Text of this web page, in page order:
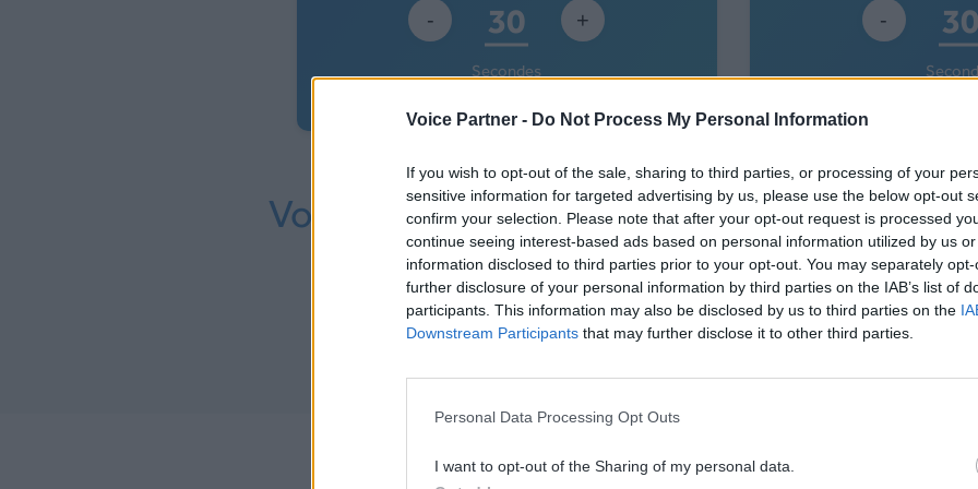
Voice Partner - Do Not Process My Personal Information
If you wish to opt-out of the sale, sharing to third parties, or processing of your
sensitive information for targeted advertising by us, please use the below opt-out
confirm your selection. Please note that after your opt-out request is processed
continue seeing interest-based ads based on personal information utilized by us
information disclosed to third parties prior to your opt-out. You may separately
further disclosure of your personal information by third parties on the IAB’s list of
participants. This information may also be disclosed by us to third parties on the
Downstream Participants that may further disclose it to other third parties.
Personal Data Processing Opt Outs
I want to opt-out of the Sharing of my personal data.
- +
Secondes
Commander
-
Vous souhaitez envoyer des volumes
Contactez-nous Demandez à être